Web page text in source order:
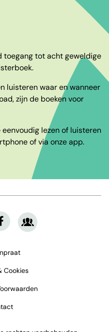
toegang tot acht geweldige
luisteren waar en wanneer
zijn de boeken voor
lezen of luisteren
of via onze app.
Cookies